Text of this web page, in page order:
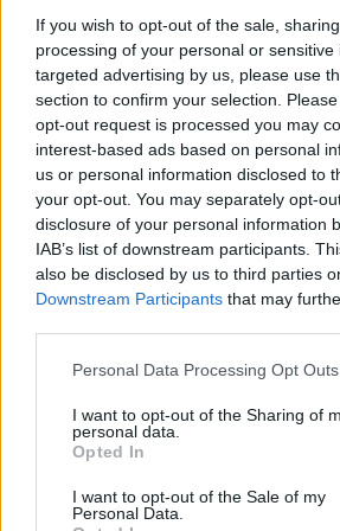
If you wish to opt-out of the sale,
processing of your personal or
targeted advertising by us, please use
section to confirm your selection.
opt-out request is processed you may
interest-based ads based on personal
us or personal information disclosed to
your opt-out. You may separately opt-
disclosure of your personal information
IAB’s list of downstream participants.
also be disclosed by us to third parties
Downstream Participants that may
Please note that this website/app uses
not limited to your visit or usage
grant or deny consent to Google and its
use your data for below specified
consent section.
Personal Data Processing Opt Outs
I want to opt-out of the Sharing of
personal data.
Opted In
I want to opt-out of the Sale of my
Personal Data.
för att berätta mer om
stapeln den 25 augusti i
bästa rullskidstävlingen för att
Vasaloppet.
Allliansloppets partner Skigo
plats med rullskidor som du
De som deltar kommer få
anmälningsavgift.
Protect our Winters
Att bevara vår vinter så att
med genom att stödja Protect
organisationen som ökar